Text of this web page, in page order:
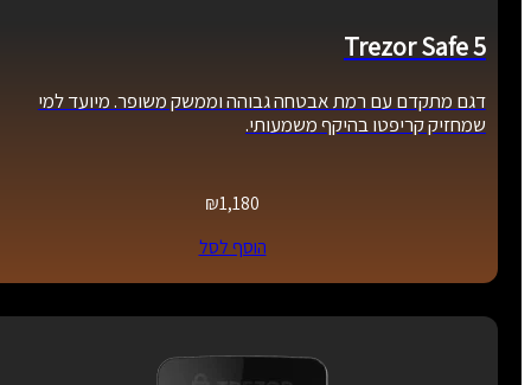
Trezor Safe 5
דגם מתקדם עם רמת אבטחה גבוהה וממשק משופר. מיועד למי
שמחזיק קריפטו בהיקף משמעותי.
₪1,180
הוסף לסל